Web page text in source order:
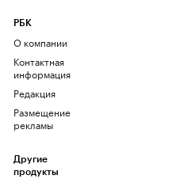
РБК
О компании
Контактная
информация
Редакция
Размещение
рекламы
Другие
продукты